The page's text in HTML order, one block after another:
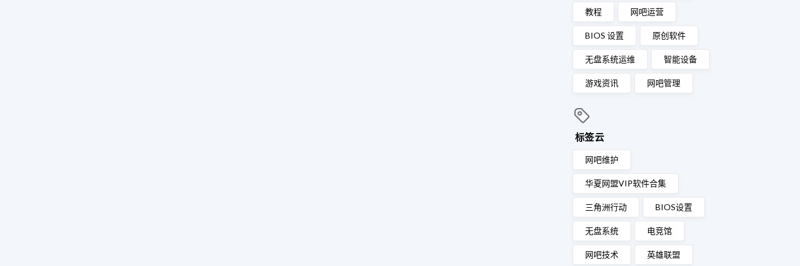
教程 网吧运营
BIOS 设置 原创软件
无盘系统运维 智能设备
游戏资讯 网吧管理
标签云
网吧维护
华夏网盟VIP软件合集
三角洲行动 BIOS设置
无盘系统 电竞馆
网吧技术 英雄联盟